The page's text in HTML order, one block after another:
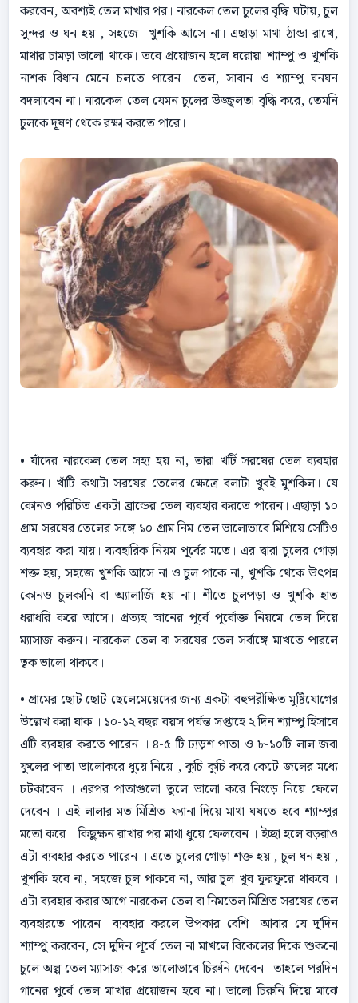
করবেন, অবশ্যই তেল মাখার পর। নারকেল তেল চুলের বৃদ্ধি ঘটায়, চুল
সুন্দর ও ঘন হয় , সহজে খুশকি আসে না। এছাড়া মাথা ঠান্ডা রাখে,
মাথার চামড়া ভালাে থাকে। তবে প্রয়ােজন হলে ঘরোয়া শ্যাম্পু ও খুশকি
নাশক বিধান মেনে চলতে পারেন। তেল, সাবান ও শ্যাম্পু ঘনঘন
বদলাবেন না। নারকেল তেল যেমন চুলের উজ্জ্বলতা বৃদ্ধি করে, তেমনি
চুলকে দূষণ থেকে রক্ষা করতে পারে।
• যাঁদের নারকেল তেল সহ্য হয় না, তারা খর্টি সরষের তেল ব্যবহার
করুন। খাঁটি কথাটা সরষের তেলের ক্ষেত্রে বলাটা খুবই মুশকিল। যে
কোনও পরিচিত একটা ব্রান্ডের তেল ব্যবহার করতে পারেন। এছাড়া ১০
গ্রাম সরষের তেলের সঙ্গে ১০ গ্রাম নিম তেল ভালােভাবে মিশিয়ে সেটিও
ব্যবহার করা যায়। ব্যবহারিক নিয়ম পূর্বের মতে। এর দ্বারা চুলের গোড়া
শক্ত হয়, সহজে খুশকি আসে না ও চুল পাকে না, খুশকি থেকে উৎপন্ন
কোনও চুলকানি বা অ্যালার্জি হয় না। শীতে চুলপড়া ও খুশকি হাত
ধরাধরি করে আসে। প্রত্যহ স্নানের পূর্বে পূর্বোক্ত নিয়মে তেল দিয়ে
ম্যাসাজ করুন। নারকেল তেল বা সরষের তেল সর্বাঙ্গে মাখতে পারলে
ত্বক ভালাে থাকবে।
• গ্রামের ছোট ছোট ছেলেমেয়েদের জন্য একটা বহুপরীক্ষিত মুষ্টিযোগের
উল্লেখ করা যাক । ১০-১২ বছর বয়স পর্যন্ত সপ্তাহে ২ দিন শ্যাম্পু হিসাবে
এটি ব্যবহার করতে পারেন । ৪-৫ টি ঢ্যড়শ পাতা ও ৮-১০টি লাল জবা
ফুলের পাতা ভালোকরে ধুয়ে নিয়ে , কুচি কুচি করে কেটে জলের মধ্যে
চটকাবেন । এরপর পাতাগুলো তুলে ভালো করে নিংড়ে নিয়ে ফেলে
দেবেন । এই লালার মত মিশ্রিত ফ্যানা দিয়ে মাথা ঘষতে হবে শ্যাম্পুর
মতো করে । কিছুক্ষন রাখার পর মাথা ধুয়ে ফেলবেন । ইচ্ছা হলে বড়রাও
এটা ব্যবহার করতে পারেন । এতে চুলের গোড়া শক্ত হয় , চুল ঘন হয় ,
খুশকি হবে না, সহজে চুল পাকবে না, আর চুল খুব ফুরফুরে থাকবে ।
এটা ব্যবহার করার আগে নারকেল তেল বা নিমতেল মিশ্রিত সরষের তেল
ব্যবহারতে পারেন। ব্যবহার করলে উপকার বেশি। আবার যে দু'দিন
শ্যাম্পু করবেন, সে দুদিন পূর্বে তেল না মাখলে বিকেলের দিকে শুকনাে
চুলে অল্প তেল ম্যাসাজ করে ভালােভাবে চিরুনি দেবেন। তাহলে পরদিন
গানের পুর্বে তেল মাখার প্রয়ােজন হবে না। ভালো চিরুনি দিয়ে মাঝে